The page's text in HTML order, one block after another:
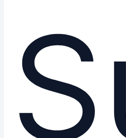
ohne
“www”